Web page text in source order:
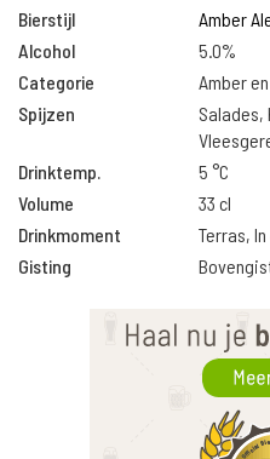
Bierstijl
Amber
Alcohol
5.0%
Categorie
Amber
Spijzen
Salades,
Drinktemp.
5 °C
Volume
33 cl
Drinkmoment
Terras,
Gisting